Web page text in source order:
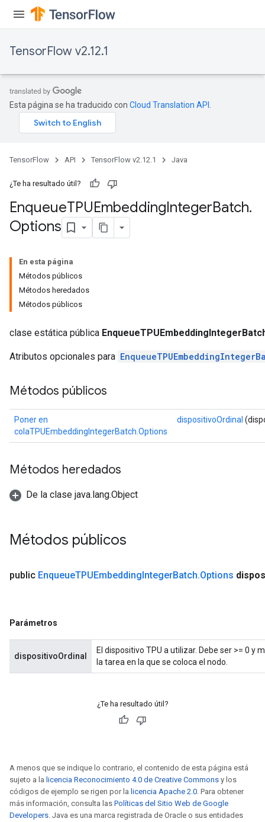
TensorFlow v2.12.1
Esta página se ha traducido con Cloud Translation API
TensorFlow API TensorFlow v2.12.1 Java
¿Te ha resultado útil?
EnqueueTPUEmbeddingIntegerBatch.
Options
En esta página
Métodos públicos
Métodos heredados
Métodos públicos
clase estática pública
Atributos opcionales para
Métodos públicos
Poner en
colaTPUEmbeddingIntegerBatch.Options
dispositivoOrdinal
Métodos heredados
De la clase java.lang.Object
Métodos públicos
public EnqueueTPUEmbeddingIntegerBatch.Options
Parámetros
dispositivoOrdinal
El dispositivo TPU a utilizar. Debe ser >= 0 y
la tarea en la que se coloca el nodo.
¿Te ha resultado útil?
A menos que se indique lo contrario, el contenido de esta página está
sujeto a la licencia Reconocimiento 4.0 de Creative Commons y los
códigos de ejemplo se rigen por la licencia Apache 2.0. Para obtener
más información, consulta las Políticas del Sitio Web de Google
Developers. Java es una marca registrada de Oracle o sus entidades